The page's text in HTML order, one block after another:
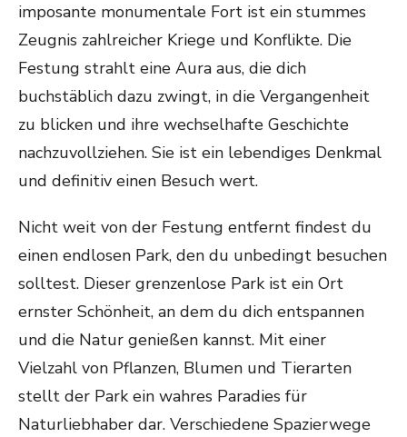
imposante monumentale Fort ist ein stummes
Zeugnis zahlreicher Kriege und Konflikte. Die
Festung strahlt eine Aura aus, die dich
buchstäblich dazu zwingt, in die Vergangenheit
zu blicken und ihre wechselhafte Geschichte
nachzuvollziehen. Sie ist ein lebendiges Denkmal
und definitiv einen Besuch wert.
Nicht weit von der Festung entfernt findest du
einen endlosen Park, den du unbedingt besuchen
solltest. Dieser grenzenlose Park ist ein Ort
ernster Schönheit, an dem du dich entspannen
und die Natur genießen kannst. Mit einer
Vielzahl von Pflanzen, Blumen und Tierarten
stellt der Park ein wahres Paradies für
Naturliebhaber dar. Verschiedene Spazierwege